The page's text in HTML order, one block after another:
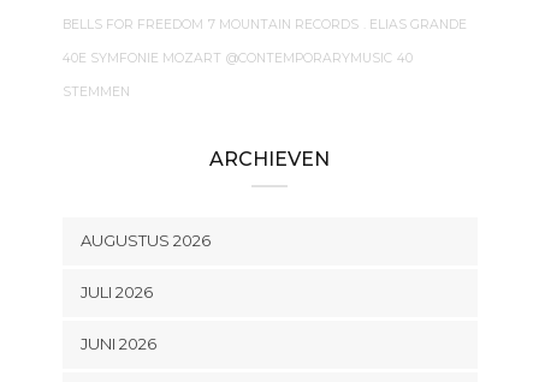
BELLS FOR FREEDOM 7 MOUNTAIN RECORDS . ELIAS GRANDE
40E SYMFONIE MOZART @CONTEMPORARYMUSIC 40
STEMMEN
ARCHIEVEN
AUGUSTUS 2026
JULI 2026
JUNI 2026